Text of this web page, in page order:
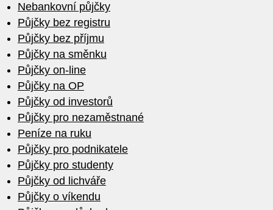
Nebankovní půjčky
Půjčky bez registru
Půjčky bez příjmu
Půjčky na směnku
Půjčky on-line
Půjčky na OP
Půjčky od investorů
Půjčky pro nezaměstnané
Peníze na ruku
Půjčky pro podnikatele
Půjčky pro studenty
Půjčky od lichváře
Půjčky o víkendu